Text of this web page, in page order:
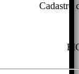
Cadastro